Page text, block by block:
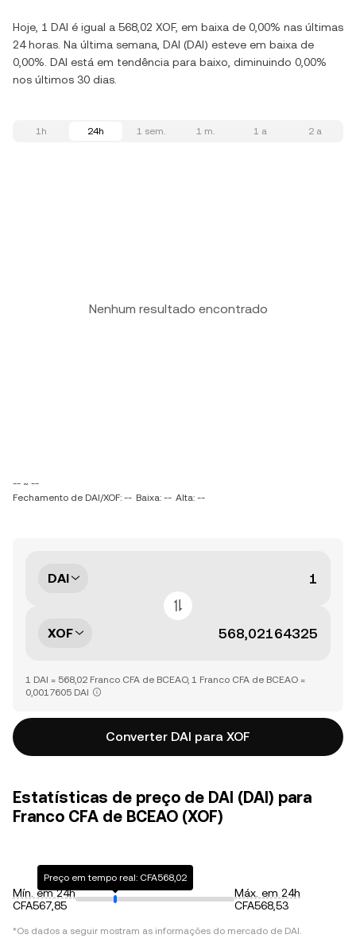
Hoje, 1 DAI é igual a 568,02 XOF, em baixa de 0,00% nas últimas
24 horas. Na última semana, DAI (DAI) esteve em baixa de
0,00%. DAI está em tendência para baixo, diminuindo 0,00%
nos últimos 30 dias.
1h 24h 1 sem. 1 m. 1 a 2 a
Nenhum resultado encontrado
-- ~ --
Fechamento de DAI/XOF: -- Baixa: -- Alta: --
DAI
XOF
1 DAI = 568,02 Franco CFA de BCEAO, 1 Franco CFA de BCEAO =
0,0017605 DAI
Converter DAI para XOF
Estatísticas de preço de DAI (DAI) para
Franco CFA de BCEAO (XOF)
Mín. em 24h
CFA567,85
Preço em tempo real: CFA568,02
Máx. em 24h
CFA568,53
*Os dados a seguir mostram as informações do mercado de DAI.